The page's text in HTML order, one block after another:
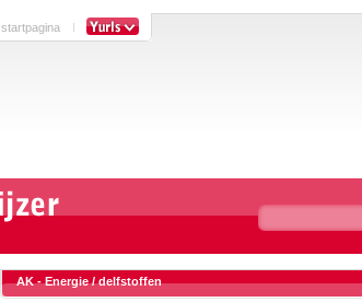
AK - Energie / delfstoffen